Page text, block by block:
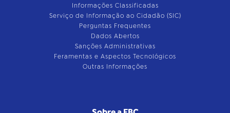
Informações Classificadas
Serviço de Informação ao Cidadão (SIC)
Perguntas Frequentes
Dados Abertos
Sanções Administrativas
Feramentas e Aspectos Tecnológicos
Outras Informações